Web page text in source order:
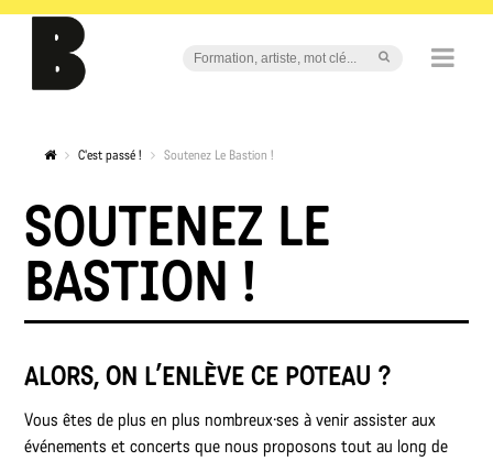
C'est passé ! Soutenez Le Bastion !
SOUTENEZ LE
BASTION !
ALORS, ON L’ENLÈVE CE POTEAU ?
Vous êtes de plus en plus nombreux·ses à venir assister aux
événements et concerts que nous proposons tout au long de